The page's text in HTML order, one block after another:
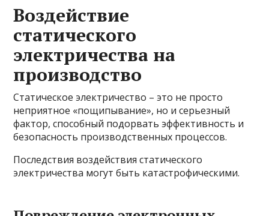
Воздействие
статического
электричества на
производство
Статическое электричество – это не просто
неприятное «пощипывание», но и серьезный
фактор, способный подорвать эффективность и
безопасность производственных процессов.
Последствия воздействия статического
электричества могут быть катастрофическими.